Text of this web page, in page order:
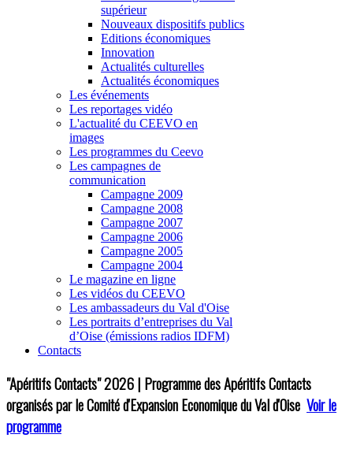
supérieur
Nouveaux dispositifs publics
Editions économiques
Innovation
Actualités culturelles
Actualités économiques
Les événements
Les reportages vidéo
L'actualité du CEEVO en
images
Les programmes du Ceevo
Les campagnes de
communication
Campagne 2009
Campagne 2008
Campagne 2007
Campagne 2006
Campagne 2005
Campagne 2004
Le magazine en ligne
Les vidéos du CEEVO
Les ambassadeurs du Val d'Oise
Les portraits d’entreprises du Val
d’Oise (émissions radios IDFM)
Contacts
"Apéritifs Contacts"2026 | Programme des Apéritifs Contacts
organisés par le Comité d'Expansion Economique du Val d'Oise Voir le
programme